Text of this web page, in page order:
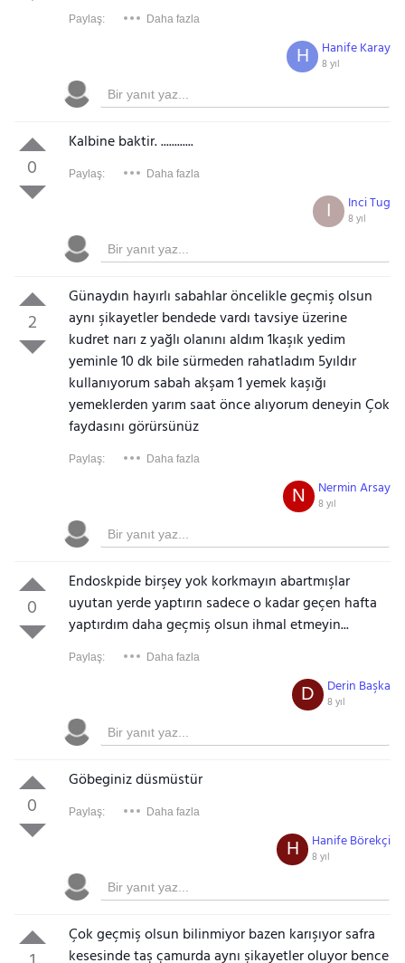
Paylaş: Daha fazla
Hanife Karay
8 yıl
H
0
Kalbine baktir. ............
Paylaş: Daha fazla
Inci Tug
8 yıl
I
2
Günaydın hayırlı sabahlar öncelikle geçmiş olsun
aynı şikayetler bendede vardı tavsiye üzerine
kudret narı z yağlı olanını aldım 1kaşık yedim
yeminle 10 dk bile sürmeden rahatladım 5yıldır
kullanıyorum sabah akşam 1 yemek kaşığı
yemeklerden yarım saat önce alıyorum deneyin Çok
faydasını görürsünüz
Paylaş: Daha fazla
Nermin Arsay
8 yıl
N
0
Endoskpide birşey yok korkmayın abartmışlar
uyutan yerde yaptırın sadece o kadar geçen hafta
yaptırdım daha geçmiş olsun ihmal etmeyin...
Paylaş: Daha fazla
Derin Başka
8 yıl
D
0
Göbeginiz düsmüstür
Paylaş: Daha fazla
Hanife Börekçi
8 yıl
H
Çok geçmiş olsun bilinmiyor bazen karışıyor safra
kesesinde taş çamurda aynı şikayetler oluyor bence